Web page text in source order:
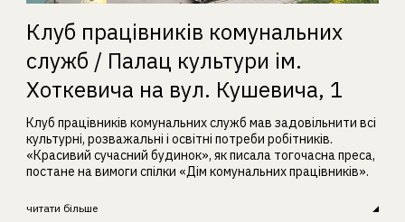
Клуб працівників комунальних
служб / Палац культури ім.
Хоткевича на вул. Кушевича, 1
Клуб працівників комунальних служб мав задовільнити всі
культурні, розважальні і освітні потреби робітників.
«Красивий сучасний будинок», як писала тогочасна преса,
постане на вимоги спілки «Дім комунальних працівників».
читати більше